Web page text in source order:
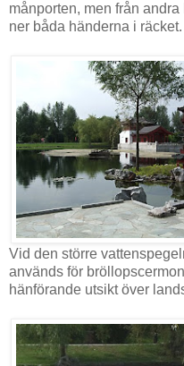
månporten, men från
ner båda händerna i räcket.
Vid den större
används för
hänförande utsikt över